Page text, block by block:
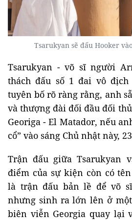
Tsarukyan sẽ đấu Hooker
Tsarukyan - võ sĩ người
thách đấu số 1 đai vô địch
tuyên bố rõ ràng rằng, anh
và thượng đài đối đầu đối
Georiga - El Matador, nếu
cổ” vào sáng Chủ nhật này,
Trận đấu giữa Tsarukyan
điểm của sự kiện còn có
là trận đấu bản lề để võ
nhưng sinh ra lớn lên ở
biên viễn Georgia quay lại